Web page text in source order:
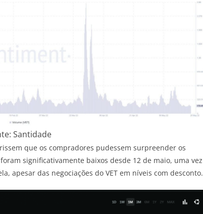
Santidade
que os compradores pudessem surpreender os
significativamente baixos desde 12 de maio, uma vez
apesar das negociações do VET em níveis com desconto.